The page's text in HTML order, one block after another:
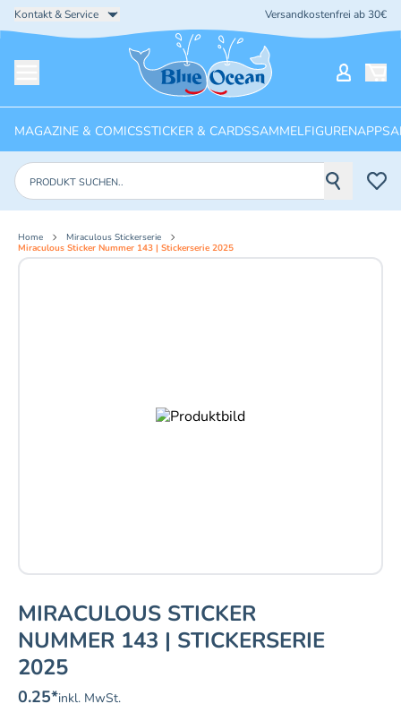
Kontakt & Service Versandkostenfrei ab 30€
Startseite
MAGAZINE & COMICSSTICKER & CARDSSAMMELFIGURENAPPS
Produkte suchen
Home
Miraculous Stickerserie
Miraculous Sticker Nummer 143 | Stickerserie 2025
MIRACULOUS STICKER
NUMMER 143 | STICKERSERIE
2025
0.25*inkl. MwSt.